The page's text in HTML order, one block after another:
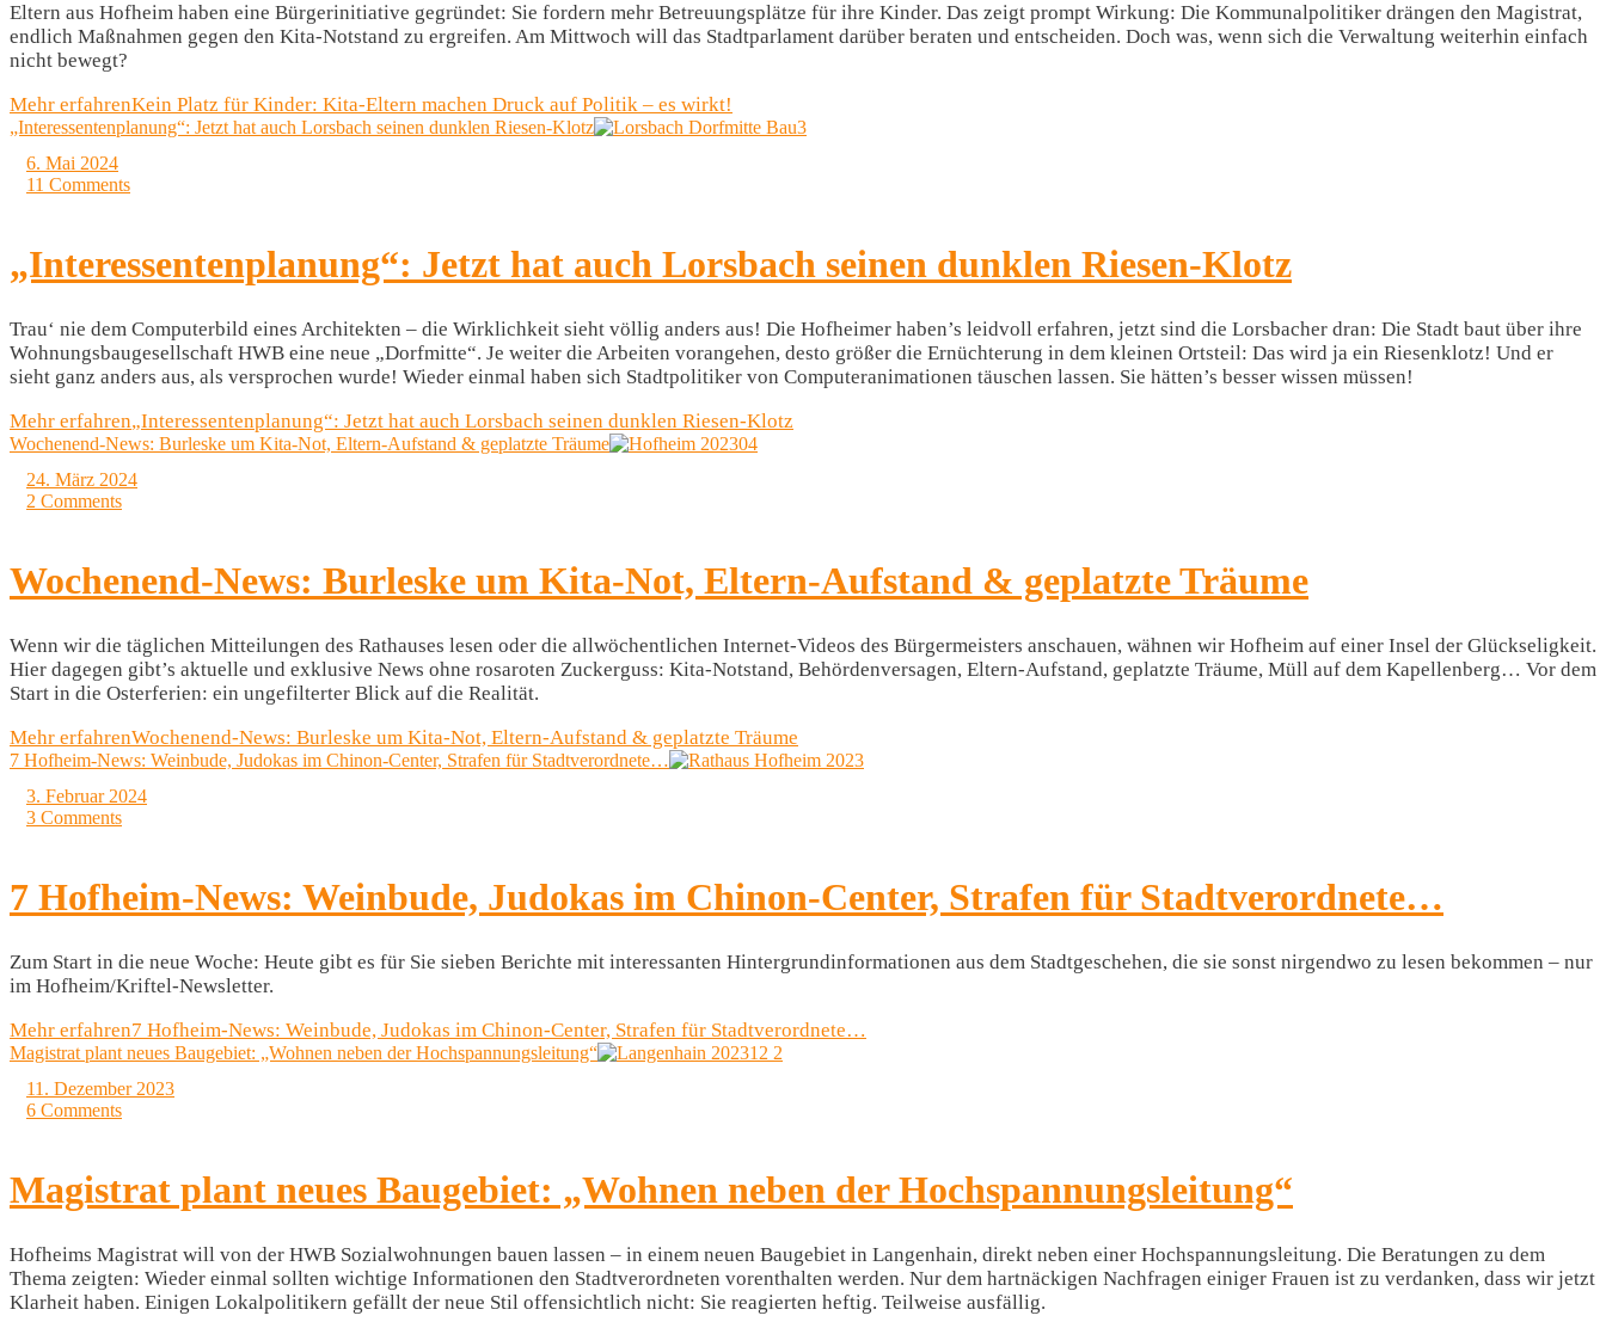
Eltern aus Hofheim haben eine Bürgerinitiative gegründet: Sie fordern mehr Betreuungsplätze für ihre Kinder. Das zeigt prompt Wirkung: Die Kommunalpolitiker drängen den Magistrat,
endlich Maßnahmen gegen den Kita-Notstand zu ergreifen. Am Mittwoch will das Stadtparlament darüber beraten und entscheiden. Doch was, wenn sich die Verwaltung weiterhin einfach
nicht bewegt?
Mehr erfahrenKein Platz für Kinder: Kita-Eltern machen Druck auf Politik – es wirkt!
„Interessentenplanung“: Jetzt hat auch Lorsbach seinen dunklen Riesen-Klotz
6. Mai 2024
11 Comments
„Interessentenplanung“: Jetzt hat auch Lorsbach seinen dunklen Riesen-Klotz
Trau‘ nie dem Computerbild eines Architekten – die Wirklichkeit sieht völlig anders aus! Die Hofheimer haben’s leidvoll erfahren, jetzt sind die Lorsbacher dran: Die Stadt baut über ihre
Wohnungsbaugesellschaft HWB eine neue „Dorfmitte“. Je weiter die Arbeiten vorangehen, desto größer die Ernüchterung in dem kleinen Ortsteil: Das wird ja ein Riesenklotz! Und er
sieht ganz anders aus, als versprochen wurde! Wieder einmal haben sich Stadtpolitiker von Computeranimationen täuschen lassen. Sie hätten’s besser wissen müssen!
Mehr erfahren„Interessentenplanung“: Jetzt hat auch Lorsbach seinen dunklen Riesen-Klotz
Wochenend-News: Burleske um Kita-Not, Eltern-Aufstand & geplatzte Träume
24. März 2024
2 Comments
Wochenend-News: Burleske um Kita-Not, Eltern-Aufstand & geplatzte Träume
Wenn wir die täglichen Mitteilungen des Rathauses lesen oder die allwöchentlichen Internet-Videos des Bürgermeisters anschauen, wähnen wir Hofheim auf einer Insel der Glückseligkeit.
Hier dagegen gibt’s aktuelle und exklusive News ohne rosaroten Zuckerguss: Kita-Notstand, Behördenversagen, Eltern-Aufstand, geplatzte Träume, Müll auf dem Kapellenberg… Vor dem
Start in die Osterferien: ein ungefilterter Blick auf die Realität.
Mehr erfahrenWochenend-News: Burleske um Kita-Not, Eltern-Aufstand & geplatzte Träume
7 Hofheim-News: Weinbude, Judokas im Chinon-Center, Strafen für Stadtverordnete…
3. Februar 2024
3 Comments
7 Hofheim-News: Weinbude, Judokas im Chinon-Center, Strafen für Stadtverordnete…
Zum Start in die neue Woche: Heute gibt es für Sie sieben Berichte mit interessanten Hintergrundinformationen aus dem Stadtgeschehen, die sie sonst nirgendwo zu lesen bekommen – nur
im Hofheim/Kriftel-Newsletter.
Mehr erfahren7 Hofheim-News: Weinbude, Judokas im Chinon-Center, Strafen für Stadtverordnete…
Magistrat plant neues Baugebiet: „Wohnen neben der Hochspannungsleitung“
11. Dezember 2023
6 Comments
Magistrat plant neues Baugebiet: „Wohnen neben der Hochspannungsleitung“
Hofheims Magistrat will von der HWB Sozialwohnungen bauen lassen – in einem neuen Baugebiet in Langenhain, direkt neben einer Hochspannungsleitung. Die Beratungen zu dem
Thema zeigten: Wieder einmal sollten wichtige Informationen den Stadtverordneten vorenthalten werden. Nur dem hartnäckigen Nachfragen einiger Frauen ist zu verdanken, dass wir jetzt
Klarheit haben. Einigen Lokalpolitikern gefällt der neue Stil offensichtlich nicht: Sie reagierten heftig. Teilweise ausfällig.